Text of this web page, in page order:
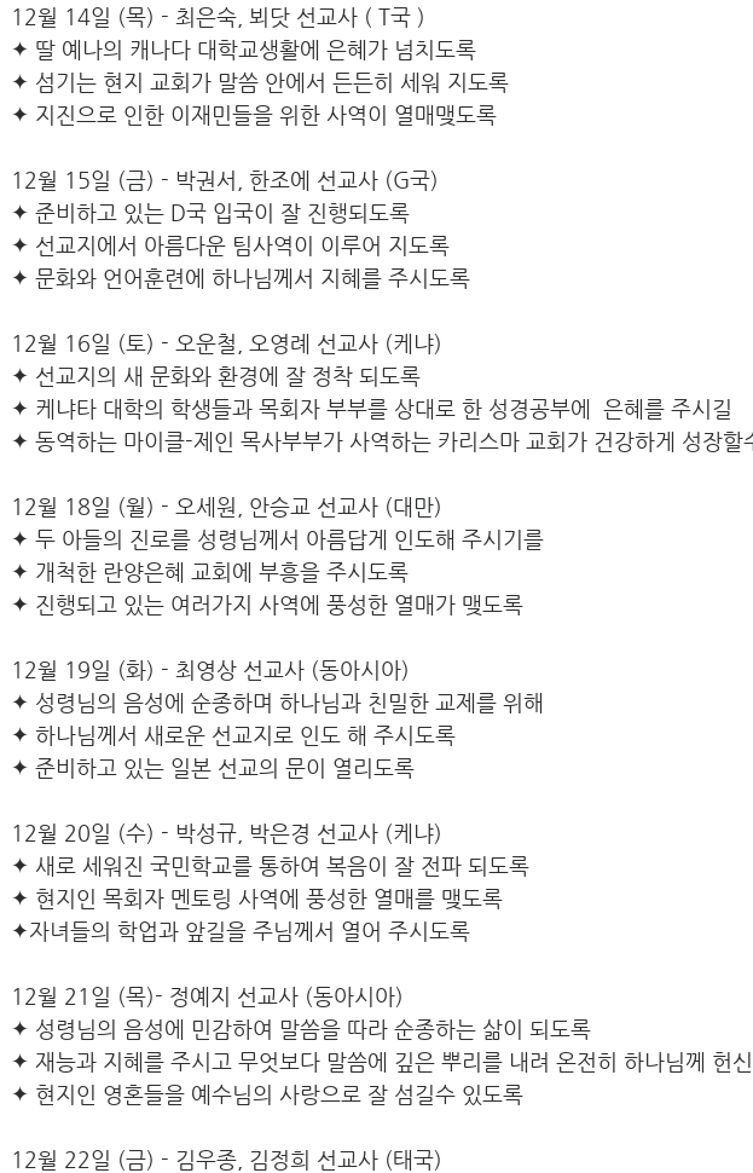
12월 14일 (목) - 최은숙, 뵈닷 선교사 ( T국 )
✦ 딸 예나의 캐나다 대학교생활에 은혜가 넘치도록
✦ 섬기는 현지 교회가 말씀 안에서 든든히 세워 지도록
✦ 지진으로 인한 이재민들을 위한 사역이 열매맺도록
12월 15일 (금) - 박권서, 한조에 선교사 (G국)
✦ 준비하고 있는 D국 입국이 잘 진행되도록
✦ 선교지에서 아름다운 팀사역이 이루어 지도록
✦ 문화와 언어훈련에 하나님께서 지혜를 주시도록
12월 16일 (토) - 오운철, 오영례 선교사 (케냐)
✦ 선교지의 새 문화와 환경에 잘 정착 되도록
✦ 케냐타 대학의 학생들과 목회자 부부를 상대로 한 성경공부에  은혜를 주시길
✦ 동역하는 마이클-제인 목사부부가 사역하는 카리스마 교회가 건강하게 성장할
12월 18일 (월) - 오세원, 안승교 선교사 (대만)
✦ 두 아들의 진로를 성령님께서 아름답게 인도해 주시기를
✦ 개척한 란양은혜 교회에 부흥을 주시도록
✦ 진행되고 있는 여러가지 사역에 풍성한 열매가 맺도록
12월 19일 (화) - 최영상 선교사 (동아시아)
✦ 성령님의 음성에 순종하며 하나님과 친밀한 교제를 위해
✦ 하나님께서 새로운 선교지로 인도 해 주시도록
✦ 준비하고 있는 일본 선교의 문이 열리도록
12월 20일 (수) - 박성규, 박은경 선교사 (케냐)
✦ 새로 세워진 국민학교를 통하여 복음이 잘 전파 되도록
✦ 현지인 목회자 멘토링 사역에 풍성한 열매를 맺도록
✦자녀들의 학업과 앞길을 주님께서 열어 주시도록
12월 21일 (목)- 정예지 선교사 (동아시아)
✦ 성령님의 음성에 민감하여 말씀을 따라 순종하는 삶이 되도록
✦ 재능과 지혜를 주시고 무엇보다 말씀에 깊은 뿌리를 내려 온전히 하나님께 헌
✦ 현지인 영혼들을 예수님의 사랑으로 잘 섬길수 있도록
12월 22일 (금) - 김우종, 김정희 선교사 (태국)